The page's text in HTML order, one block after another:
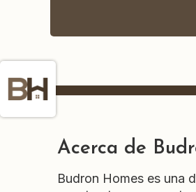
Acerca de
Budron Homes es una